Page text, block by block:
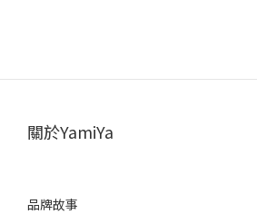
關於YamiYa
品牌故事